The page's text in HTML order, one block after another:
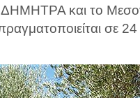
και το
σε 24